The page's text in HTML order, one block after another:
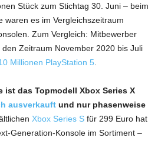
Stück zum Stichtag 30. Juni – beim
waren es im Vergleichszeitraum
Zum Vergleich: Mitbewerber
Zeitraum November 2020 bis Juli
Millionen PlayStation 5
ist das Topmodell Xbox Series X
ausverkauft und nur phasenweise
Xbox Series S für 299 Euro hat
Generation-Konsole im Sortiment –